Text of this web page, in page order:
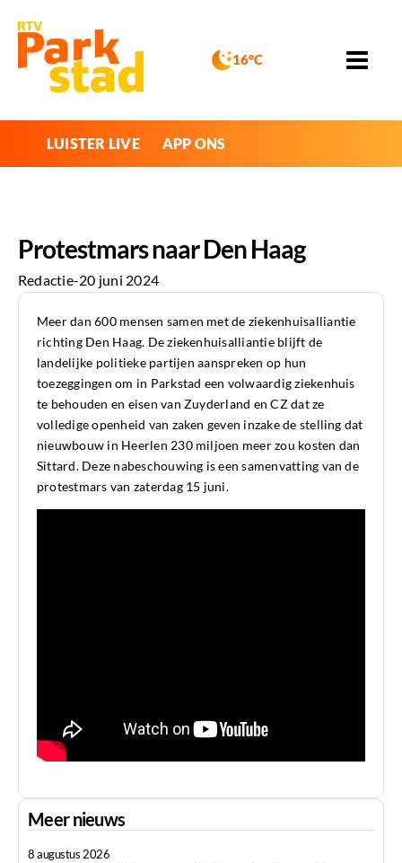
16°C
LUISTER LIVE APP ONS
Protestmars naar Den Haag
Redactie-20 juni 2024
Meer dan 600 mensen samen met de ziekenhuisalliantie
richting Den Haag. De ziekenhuisalliantie blijft de
landelijke politieke partijen aanspreken op hun
toezeggingen om in Parkstad een volwaardig ziekenhuis
te behouden en eisen van Zuyderland en CZ dat ze
volledige openheid van zaken geven inzake de stelling dat
nieuwbouw in Heerlen 230 miljoen meer zou kosten dan
Sittard. Deze nabeschouwing is een samenvatting van de
protestmars van zaterdag 15 juni.
Meer nieuws
8 augustus 2026